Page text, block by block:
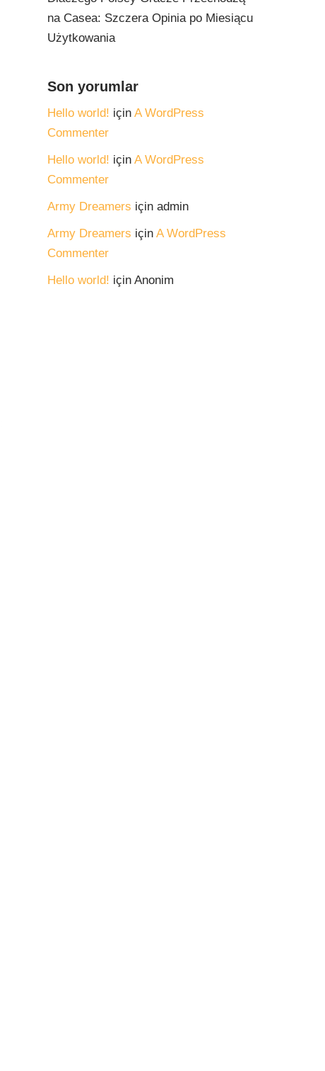
na Casea: Szczera Opinia po Miesiącu
Użytkowania
Son yorumlar
Hello world! için A WordPress
Commenter
Hello world! için A WordPress
Commenter
Army Dreamers için admin
Army Dreamers için A WordPress
Commenter
Hello world! için Anonim